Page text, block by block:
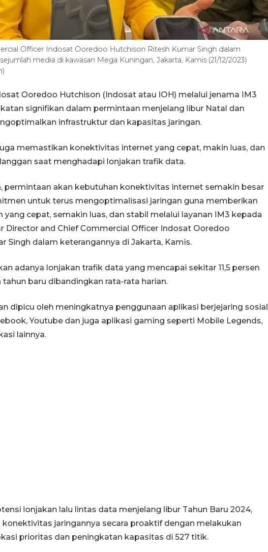
Officer Indosat Ooredoo Hutchison Ritesh Kumar Singh dalam
media di kawasan Mega Kuningan, Jakarta, Kamis (21/12/2023)
Ooredoo Hutchison (Indosat atau IOH) melalui jenama IM3
signifikan dalam permintaan menjelang libur Natal dan
infrastruktur dan kapasitas jaringan.
memastikan konektivitas internet yang cepat, makin luas, dan
saat menghadapi lonjakan trafik data.
permintaan akan kebutuhan konektivitas internet semakin besar
untuk terus mengoptimalisasi jaringan guna memberikan
cepat, semakin luas, dan stabil melalui layanan IM3 kepada
Director and Chief Commercial Officer Indosat Ooredoo
Singh dalam keterangannya di Jakarta, Kamis.
adanya lonjakan trafik data yang mencapai sekitar 11,5 persen
baru dibandingkan rata-rata harian.
dipicu oleh meningkatnya penggunaan aplikasi berjejaring sosial
Youtube dan juga aplikasi gaming seperti Mobile Legends,
lainnya.
lonjakan lalu lintas data menjelang libur Tahun Baru 2024,
jaringannya secara proaktif dengan melakukan
prioritas dan peningkatan kapasitas di 527 titik.